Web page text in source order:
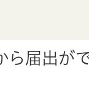
ら届出が